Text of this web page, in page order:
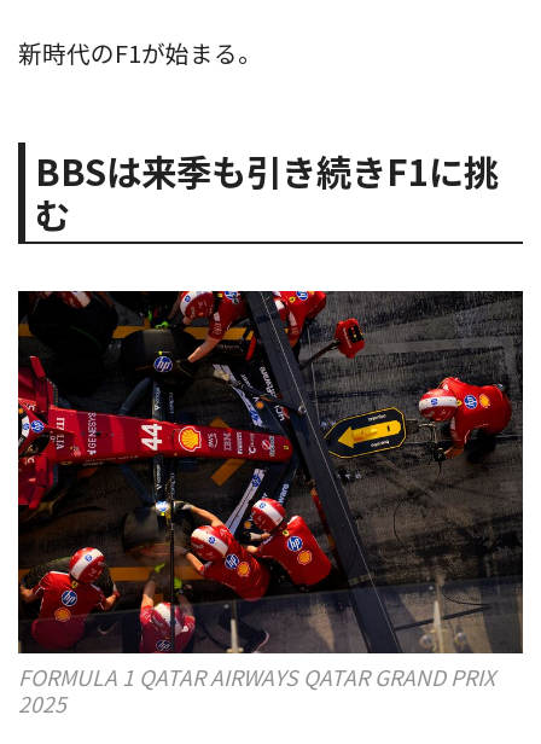
新時代のF1が始まる。
BBSは来季も引き続きF1に挑
む
FORMULA 1 QATAR AIRWAYS QATAR GRAND PRIX
2025